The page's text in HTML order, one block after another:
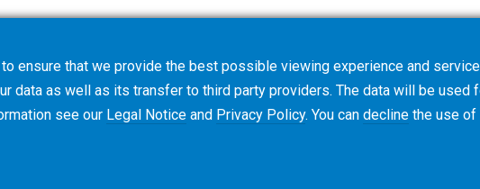
ensure that we provide the best possible viewing experience and
data as well as its transfer to third party providers. The data will be used
see our Legal Notice and Privacy Policy. You can decline the use of